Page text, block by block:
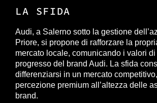
LA SFIDA
Audi, a Salerno sotto la gestione
Priore, si propone di rafforzare la
mercato locale, comunicando i valori
progresso del brand Audi. La sfida
differenziarsi in un mercato
percezione premium all’altezza delle
brand.